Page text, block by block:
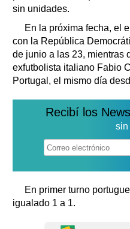
sin unidades.
En la próxima fecha, el
con la República
de junio a las 23, mientras
exfutbolista italiano Fabio
Portugal, el mismo día
Recibí los
sin
En primer turno
igualado 1 a 1.